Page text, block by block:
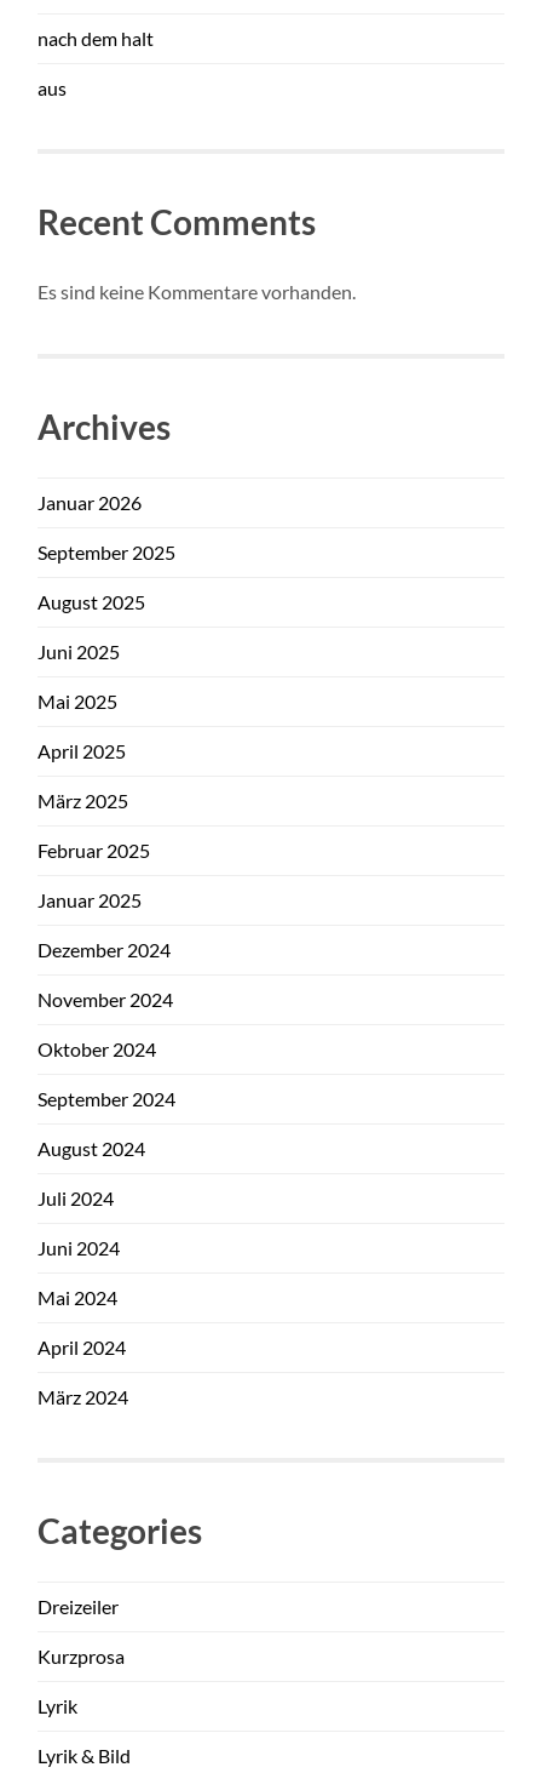
nach dem halt
aus
Recent Comments
Es sind keine Kommentare vorhanden.
Archives
Januar 2026
September 2025
August 2025
Juni 2025
Mai 2025
April 2025
März 2025
Februar 2025
Januar 2025
Dezember 2024
November 2024
Oktober 2024
September 2024
August 2024
Juli 2024
Juni 2024
Mai 2024
April 2024
März 2024
Categories
Dreizeiler
Kurzprosa
Lyrik
Lyrik & Bild